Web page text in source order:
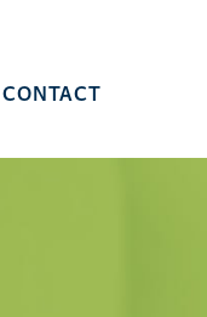
CONTACT